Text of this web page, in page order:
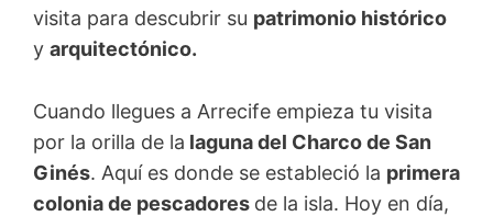
visita para descubrir su patrimonio histórico
y arquitectónico.
Cuando llegues a Arrecife empieza tu visita
por la orilla de la laguna del Charco de San
Ginés. Aquí es donde se estableció la primera
colonia de pescadores de la isla. Hoy en día,